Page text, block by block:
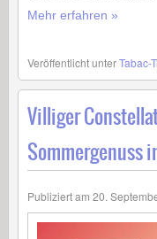
Mehr erfahren »
Veröffentlicht unterTabac-
Villiger
Sommergenuss
Publiziert am 20.